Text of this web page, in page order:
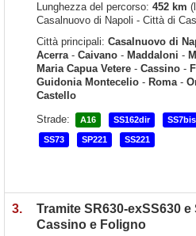
Lunghezza del percorso: 452 km
Casalnuovo di Napoli - Città di
Città principali: Casalnuovo di
Acerra- Caivano - Maddaloni -
Maria Capua Vetere - Cassino -
Guidonia Montecelio - Roma-
Castello
Strade:
A16 SS162dir SS7bis
SS73 SP221 SS221
3.
Tramite SR630-exSS630
Cassino e Foligno